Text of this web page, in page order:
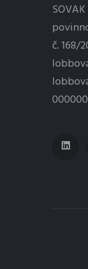
č. 168/